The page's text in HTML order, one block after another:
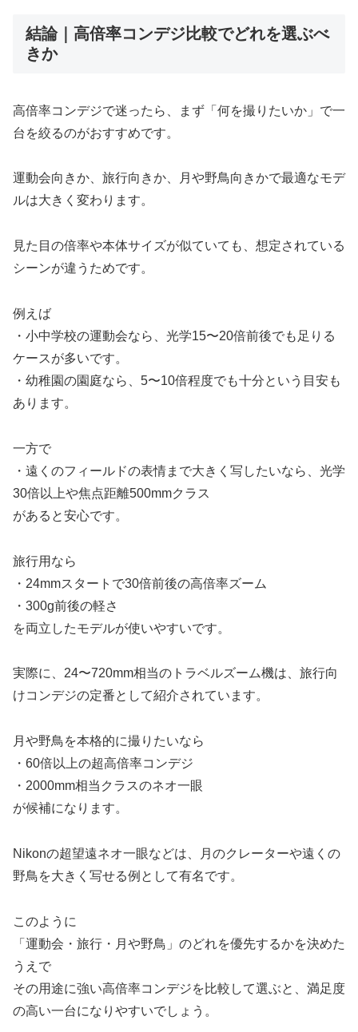
結論｜高倍率コンデジ比較でどれを選ぶべ
きか
高倍率コンデジで迷ったら、まず「何を撮りたいか」で一
台を絞るのがおすすめです。
運動会向きか、旅行向きか、月や野鳥向きかで最適なモデ
ルは大きく変わります。
見た目の倍率や本体サイズが似ていても、想定されている
シーンが違うためです。
例えば
・小中学校の運動会なら、光学15〜20倍前後でも足りる
ケースが多いです。
・幼稚園の園庭なら、5〜10倍程度でも十分という目安も
あります。
一方で
・遠くのフィールドの表情まで大きく写したいなら、光学
30倍以上や焦点距離500mmクラス
があると安心です。
旅行用なら
・24mmスタートで30倍前後の高倍率ズーム
・300g前後の軽さ
を両立したモデルが使いやすいです。
実際に、24〜720mm相当のトラベルズーム機は、旅行向
けコンデジの定番として紹介されています。
月や野鳥を本格的に撮りたいなら
・60倍以上の超高倍率コンデジ
・2000mm相当クラスのネオ一眼
が候補になります。
Nikonの超望遠ネオ一眼などは、月のクレーターや遠くの
野鳥を大きく写せる例として有名です。
このように
「運動会・旅行・月や野鳥」のどれを優先するかを決めた
うえで
その用途に強い高倍率コンデジを比較して選ぶと、満足度
の高い一台になりやすいでしょう。